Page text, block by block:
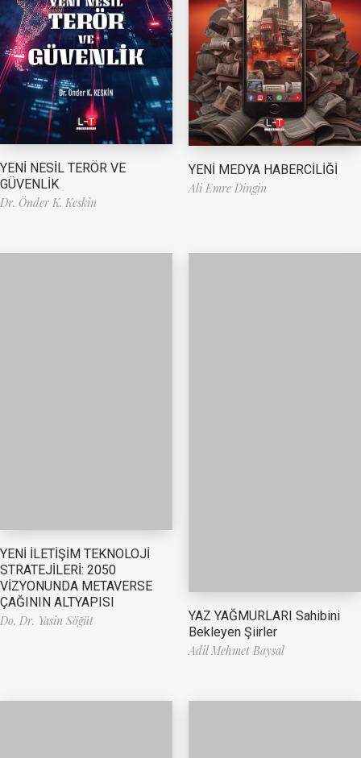
YENİ NESİL TERÖR VE
GÜVENLİK
Dr. Önder K. Keskin
YENİ MEDYA HABERCİLİĞİ
Ali Emre Dingin
YENİ İLETİŞİM TEKNOLOJİ
STRATEJİLERİ: 2050
VİZYONUNDA METAVERSE
ÇAĞININ ALTYAPISI
Do. Dr. Yasin Söğüt
YAZ YAĞMURLARI Sahibini
Bekleyen Şiirler
Adil Mehmet Baysal